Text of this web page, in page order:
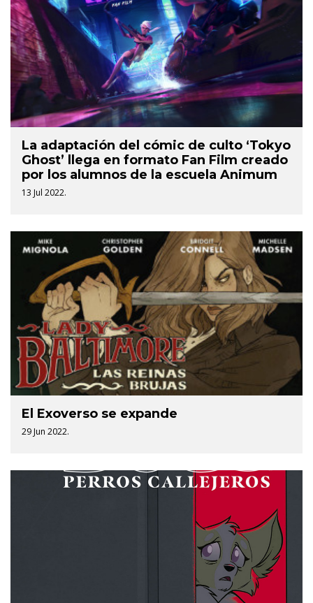
La adaptación del cómic de culto ‘Tokyo
Ghost’ llega en formato Fan Film creado
por los alumnos de la escuela Animum
13 Jul 2022.
El Exoverso se expande
29 Jun 2022.